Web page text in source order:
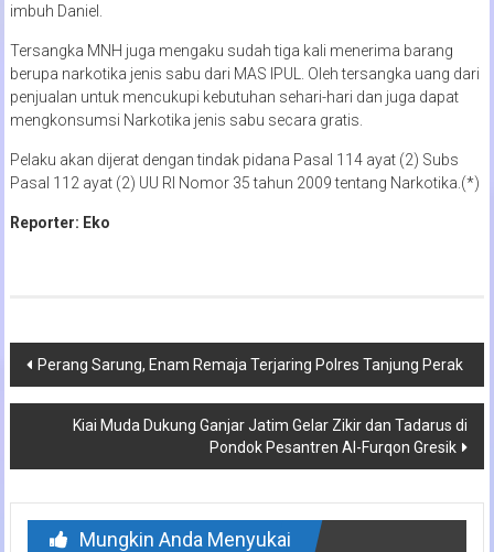
imbuh Daniel.
Tersangka MNH juga mengaku sudah tiga kali menerima barang
berupa narkotika jenis sabu dari MAS IPUL. Oleh tersangka uang dari
penjualan untuk mencukupi kebutuhan sehari-hari dan juga dapat
mengkonsumsi Narkotika jenis sabu secara gratis.
Pelaku akan dijerat dengan tindak pidana Pasal 114 ayat (2) Subs
Pasal 112 ayat (2) UU RI Nomor 35 tahun 2009 tentang Narkotika.(*)
Reporter: Eko
Navigasi
pos
Perang Sarung, Enam Remaja Terjaring Polres Tanjung Perak
Kiai Muda Dukung Ganjar Jatim Gelar Zikir dan Tadarus di
Pondok Pesantren Al-Furqon Gresik
Mungkin Anda Menyukai